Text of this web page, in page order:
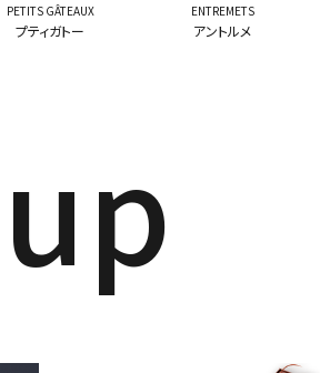
PETITS GÂTEAUX
プティガトー
ENTREMETS
アントルメ